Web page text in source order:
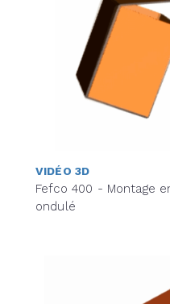
VIDÉO 3D
Fefco 400 - Montage
ondulé